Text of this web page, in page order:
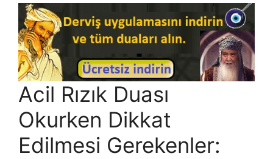
Acil Rızık Duası
Okurken Dikkat
Edilmesi Gerekenler: